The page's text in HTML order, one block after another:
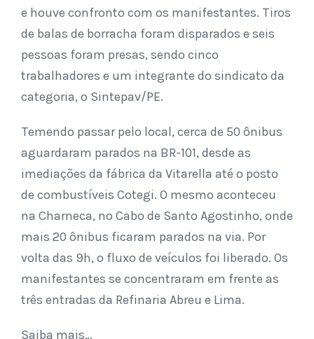
e houve confronto com os manifestantes. Tiros
de balas de borracha foram disparados e seis
pessoas foram presas, sendo cinco
trabalhadores e um integrante do sindicato da
categoria, o Sintepav/PE.
Temendo passar pelo local, cerca de 50 ônibus
aguardaram parados na BR-101, desde as
imediações da fábrica da Vitarella até o posto
de combustíveis Cotegi. O mesmo aconteceu
na Charneca, no Cabo de Santo Agostinho, onde
mais 20 ônibus ficaram parados na via. Por
volta das 9h, o fluxo de veículos foi liberado. Os
manifestantes se concentraram em frente as
três entradas da Refinaria Abreu e Lima.
Saiba mais…